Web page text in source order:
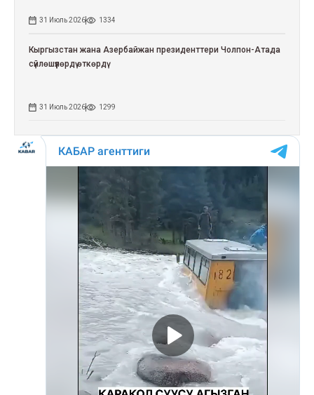
31 Июль 2026 1334
Кыргызстан жана Азербайжан президенттери Чолпон-Атада
сүйлөшүүлөрдү өткөрдү
31 Июль 2026 1299